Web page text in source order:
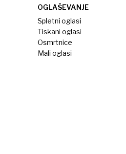
OGLAŠEVANJE
Spletni oglasi
Tiskani oglasi
Osmrtnice
Mali oglasi